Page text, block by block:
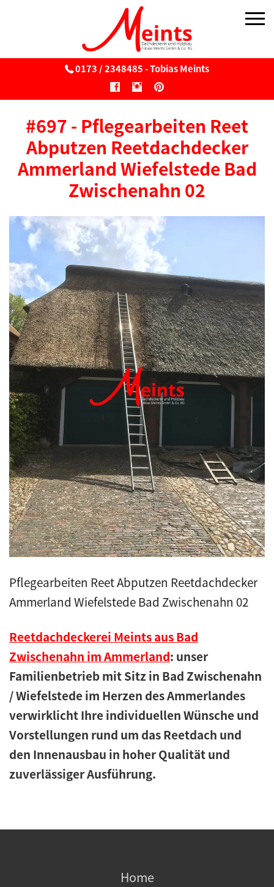
Über uns
Reetdach
Reetdach
Wartung & Pflege von Reetdächern
Reetbedachung v. Windmühlen
Sonnenschirme aus Reet
Kunstreet
Pfannendach
Holzbau
Blecharbeiten
Jobs
Kontakt
Navigation schließen
0173 / 2348485 - Tobias Meints
#697 - Pflegearbeiten Reet
Abputzen Reetdachdecker
Ammerland Wiefelstede Bad
Zwischenahn 02
Pflegearbeiten Reet Abputzen Reetdachdecker
Ammerland Wiefelstede Bad Zwischenahn 02
Reetdachdeckerei Meints aus Bad
Zwischenahn im Ammerland: unser
Familienbetrieb mit Sitz in Bad Zwischenahn
/ Wiefelstede im Herzen des Ammerlandes
verwirklicht Ihre individuellen Wünsche und
Vorstellungen rund um das Reetdach und
den Innenausbau in hoher Qualität und
zuverlässiger Ausführung.
Home